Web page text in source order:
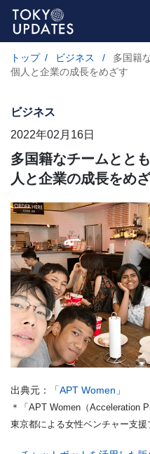
トップ / ビジネス /
多国籍
個人と企業の成長をめざす
ビジネス
2022年02月16日
多国籍なチームとと
人と企業の成長をめ
出典元： 「APT Women」
＊「APT Women（Acceleration
東京都による女性ベンチャー支援